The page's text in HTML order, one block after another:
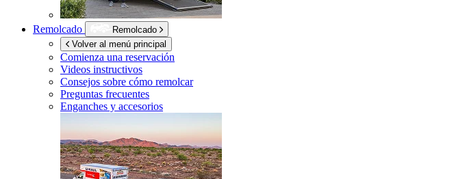
Remolcado
Remolcado
Volver al menú principal
Comienza una reservación
Videos instructivos
Consejos sobre cómo remolcar
Preguntas frecuentes
Enganches y accesorios